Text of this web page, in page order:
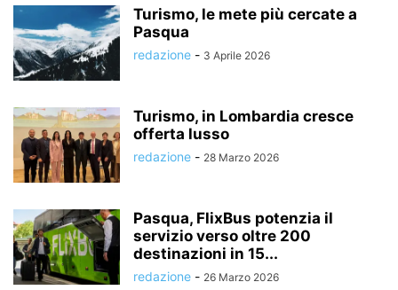
Turismo, le mete più cercate a
Pasqua
redazione - 3 Aprile 2026
Turismo, in Lombardia cresce
offerta lusso
redazione - 28 Marzo 2026
Pasqua, FlixBus potenzia il
servizio verso oltre 200
destinazioni in 15...
redazione - 26 Marzo 2026